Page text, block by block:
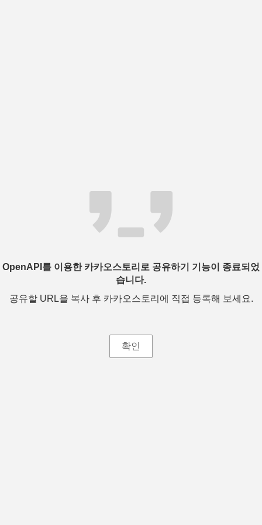
OpenAPI를 이용한 카카오스토리로 공유하기 기능이 종료되었
습니다.
공유할 URL을 복사 후 카카오스토리에 직접 등록해 보세요.
확인